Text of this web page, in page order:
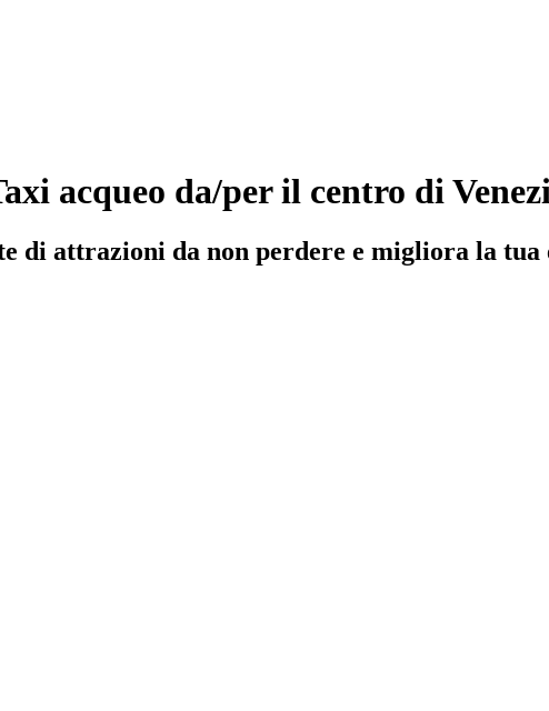
acqueo da/per il centro di
di attrazioni da non perdere e migliora la tua